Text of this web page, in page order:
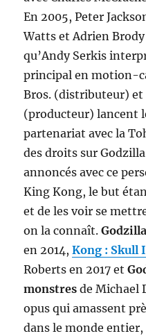
En 2005, Peter
Watts et Adrien
qu’Andy Serkis
principal en motion-
Bros. (distributeur) et
(producteur) lancent
partenariat avec la
des droits sur
annoncés avec ce
King Kong, le but
et de les voir se
on la connaît.Godzilla
en 2014,Kong : Skull
Roberts en 2017 et
monstres de Michael
opus qui amassent
dans le monde